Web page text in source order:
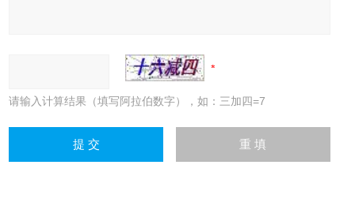
请输入计算结果（填写阿拉伯数字），如：三加四=7